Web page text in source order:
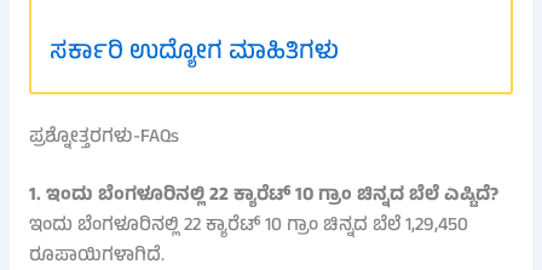
ಸರ್ಕಾರಿ ಉದ್ಯೋಗ ಮಾಹಿತಿಗಳು
ಪ್ರಶ್ನೋತ್ತರಗಳು-FAQs
1. ಇಂದು ಬೆಂಗಳೂರಿನಲ್ಲಿ 22 ಕ್ಯಾರೆಟ್ 10 ಗ್ರಾಂ ಚಿನ್ನದ ಬೆಲೆ ಎಷ್ಟಿದೆ?
ಇಂದು ಬೆಂಗಳೂರಿನಲ್ಲಿ 22 ಕ್ಯಾರೆಟ್ 10 ಗ್ರಾಂ ಚಿನ್ನದ ಬೆಲೆ 1,29,450
ರೂಪಾಯಿಗಳಾಗಿದೆ.